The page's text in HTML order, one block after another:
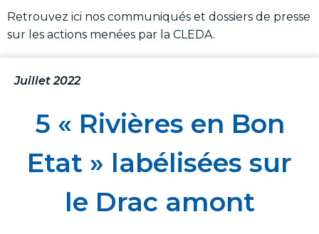
Retrouvez ici nos communiqués et dossiers de presse
sur les actions menées par la CLEDA.
Juillet 2022
5 « Rivières en Bon
Etat » labélisées sur
le Drac amont